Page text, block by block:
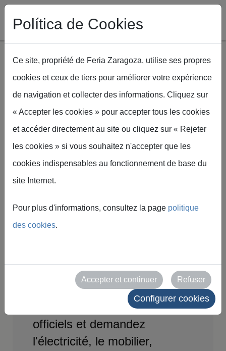
Aller au contenu principal
Fil d'Ariane
Formulaires de
services
nécessaires pour votre stand
au salon SPAPER 2027.
Accédez aux formulaires
officiels et demandez
l'électricité, le mobilier,
Política de Cookies
Ce site, propriété de Feria Zaragoza, utilise ses propres
cookies et ceux de tiers pour améliorer votre expérience
de navigation et collecter des informations. Cliquez sur
« Accepter les cookies » pour accepter tous les cookies
et accéder directement au site ou cliquez sur « Rejeter
les cookies » si vous souhaitez n'accepter que les
cookies indispensables au fonctionnement de base du
site Internet.
Pour plus d'informations, consultez la page politique
des cookies.
Accepter et continuer Refuser
Configurer cookies